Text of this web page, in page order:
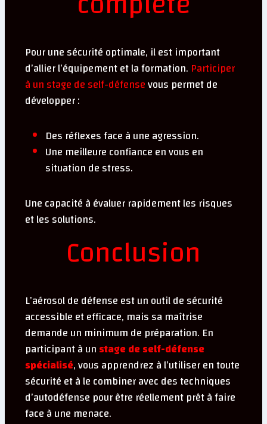
Pour une sécurité optimale, il est important
d’allier l’équipement et la formation. Participer
à un stage de self-défensevous permet de
développer :
Des réflexes face à une agression.
Une meilleure confiance en vous en
situation de stress.
Une capacité à évaluer rapidement les risques
et les solutions.
Conclusion
L’aérosol de défense est un outil de sécurité
accessible et efficace, mais sa maîtrise
demande un minimum de préparation. En
participant à unstage de self-défense
spécialisé, vous apprendrez à l’utiliser en toute
sécurité et à le combiner avec des techniques
d’autodéfense pour être réellement prêt à faire
face à une menace.